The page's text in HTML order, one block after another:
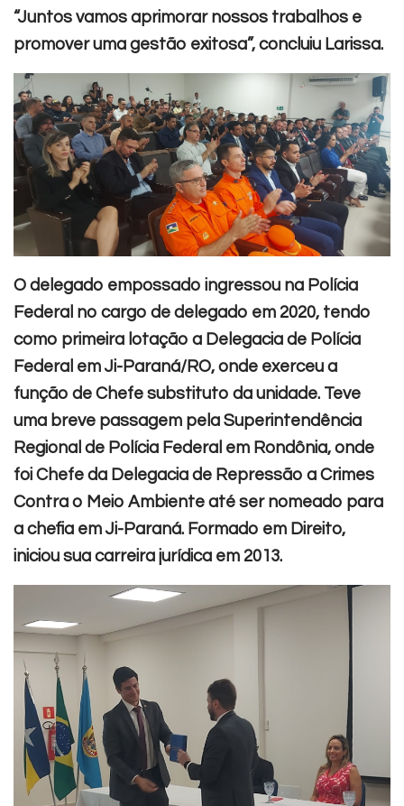
“Juntos vamos aprimorar nossos trabalhos e
promover uma gestão exitosa”, concluiu Larissa.
O delegado empossado ingressou na Polícia
Federal no cargo de delegado em 2020, tendo
como primeira lotação a Delegacia de Polícia
Federal em Ji-Paraná/RO, onde exerceu a
função de Chefe substituto da unidade. Teve
uma breve passagem pela Superintendência
Regional de Polícia Federal em Rondônia, onde
foi Chefe da Delegacia de Repressão a Crimes
Contra o Meio Ambiente até ser nomeado para
a chefia em Ji-Paraná. Formado em Direito,
iniciou sua carreira jurídica em 2013.